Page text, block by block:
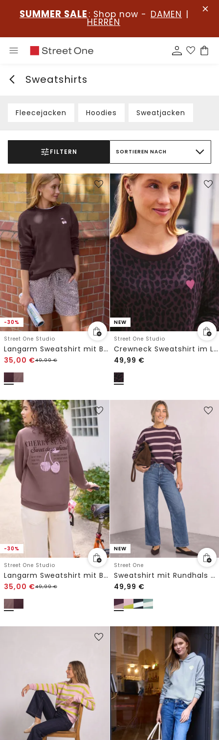
SUMMER SALE : Shop now - DAMEN |
HERREN
Sweatshirts
Fleecejacken Hoodies Sweatjacken
FILTERN SORTIEREN NACH
-30%
Street One Studio
Langarm Sweatshirt mit Backprint
35,00 €49,99€
NEW
Street One Studio
Crewneck Sweatshirt im Loose Fit
49,99 €
-30%
Street One Studio
Langarm Sweatshirt mit Backprint
35,00 €49,99€
NEW
Street One
Sweatshirt mit Rundhals und Streifen
49,99 €